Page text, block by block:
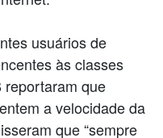
usuários de
às classes
reportaram que
a velocidade da
que “sempre